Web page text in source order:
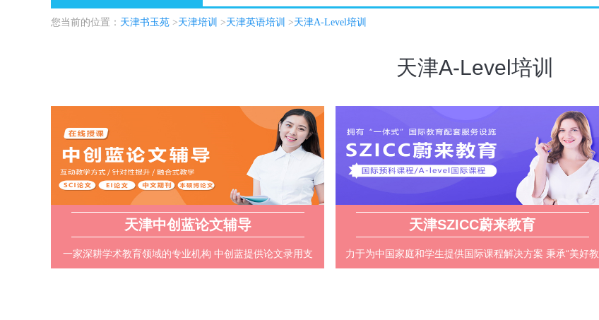
您当前的位置： 天津书玉苑 >天津培训 >天津英语培训 >天津A-Level培训
天津A-Level培训
天津中创蓝论文辅导
一家深耕学术教育领域的专业机构 中创蓝提供论文录用支
天津SZICC蔚来教育
力于为中国家庭和学生提供国际课程解决方案 秉承“美好教